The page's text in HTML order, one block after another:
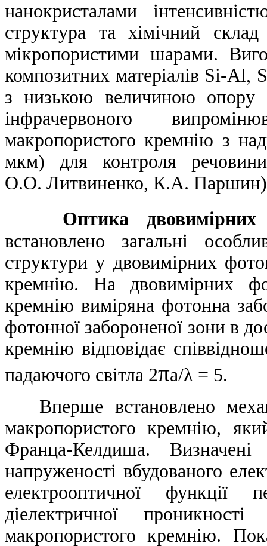
нанокристалами
структура та хімічний
мікропористими шарами.
композитних матеріалів Si-Al,
з низькою величиною опору
інфрачервоного
макропористого кремнію з
мкм) для контроля
О.О. Литвиненко, К.А.
Оптика
встановлено загальні
структури у двовимірних
кремнію. На двовимірних
кремнію виміряна фотонна
фотонної забороненої зони в
кремнію відповідає
падаючого світла 2πa/λ = 5.
Вперше встановлено
макропористого кремнію,
Франца-Келдиша.
напруженості вбудованого
електрооптичної функції
діелектричної
макропористого кремнію.